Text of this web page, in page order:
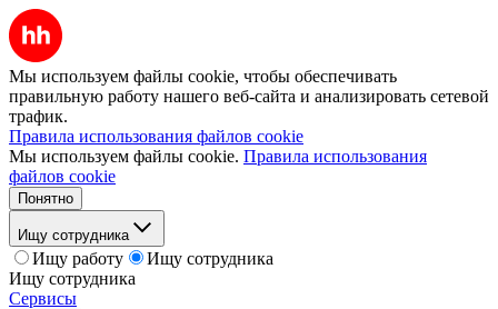
Мы используем файлы cookie, чтобы обеспечивать
правильную работу нашего веб-сайта и анализировать сетевой
трафик.
Правила использования файлов cookie
Мы используем файлы cookie. Правила использования
файлов cookie
Понятно
Ищу сотрудника
Ищу работу
Ищу сотрудника
Ищу сотрудника
Сервисы